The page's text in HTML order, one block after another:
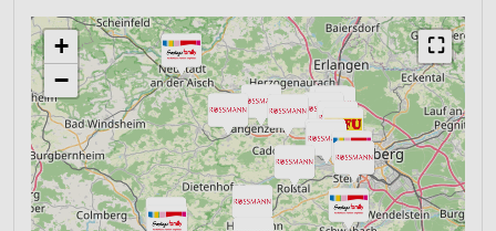
⛶
+
−